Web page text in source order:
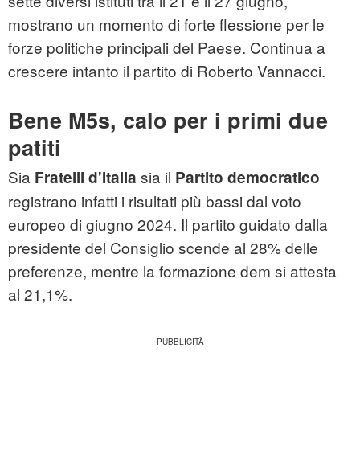
mostrano un momento di forte flessione per le
forze politiche principali del Paese. Continua a
crescere intanto il partito di Roberto Vannacci.
Bene M5s, calo per i primi due
patiti
Sia Fratelli d'Italia sia il Partito democratico
registrano infatti i risultati più bassi dal voto
europeo di giugno 2024. Il partito guidato dalla
presidente del Consiglio scende al 28% delle
preferenze, mentre la formazione dem si attesta
al 21,1%.